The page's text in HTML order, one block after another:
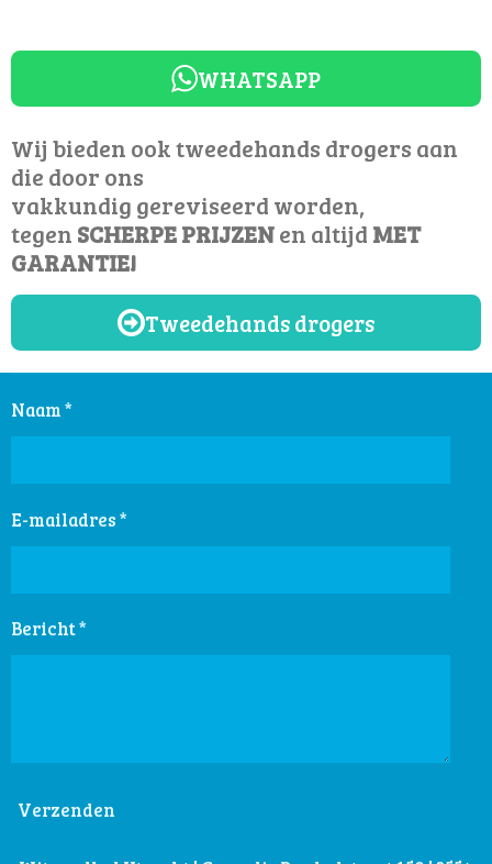
WHATSAPP
Wij bieden ook tweedehands drogers aan
die door ons
vakkundig gereviseerd worden,
tegen SCHERPE PRIJZENen altijd MET
GARANTIE!
Tweedehands drogers
Naam *
E-mailadres *
Bericht *
Verzenden